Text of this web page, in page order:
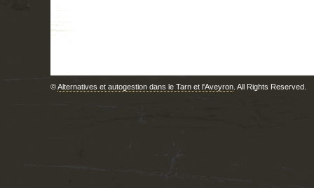
©Alternatives et autogestion dans le Tarn et l'Aveyron . All Rights Reserved.